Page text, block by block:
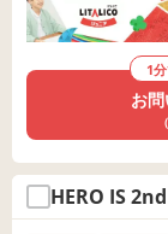
1
お
HERO IS